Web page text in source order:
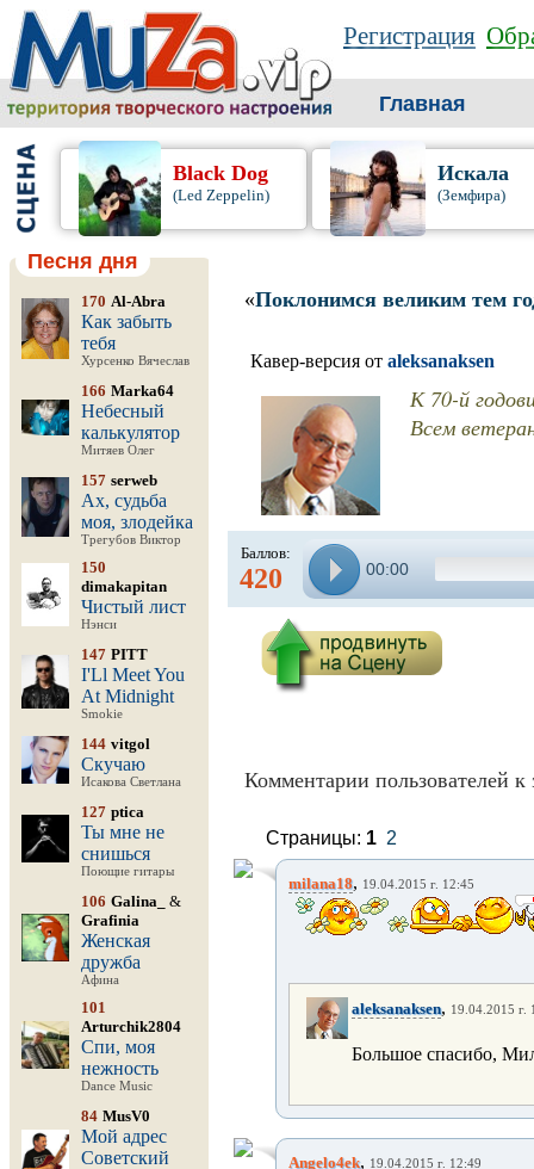
Регистрация
Главная
Black Dog
(Led Zeppelin)
Искала
(Земфира)
Песня дня
170 Al-Abra
Как забыть
тебя
Хурсенко Вячеслав
166 Marka64
Небесный
калькулятор
Митяев Олег
157 serweb
Ах, судьба
моя, злодейка
Трегубов Виктор
150
dimakapitan
Чистый лист
Нэнси
147 PITT
I'Ll Meet You
At Midnight
Smokie
144 vitgol
Скучаю
Исакова Светлана
127 ptica
Ты мне не
снишься
Поющие гитары
106 Galina_
&
Grafinia
Женская
дружба
Афина
101
Arturchik2804
Спи, моя
нежность
Dance Music
84 MusV0
Мой адрес
Советский
«Поклонимся великим тем
Кавер-версия от aleksanaksen
К 70-й
Всем
Баллов:
420 00:00
Комментарии пользователей к
Страницы: 1 2
milana18, 19.04.2015 г. 12:45
aleksanaksen, 19.04.2015 г.
Большое спасибо,
Angelo4ek, 19.04.2015 г. 12:49